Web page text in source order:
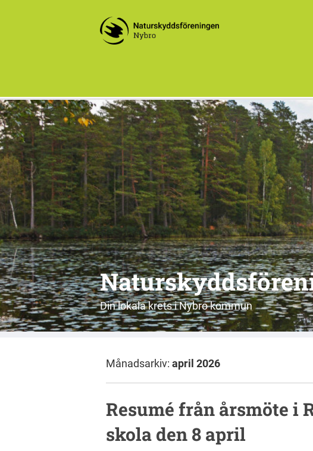
Din lokala krets i Nybro kommun
Månadsarkiv: april 2026
Resumé från årsmöte i
skola den 8 april